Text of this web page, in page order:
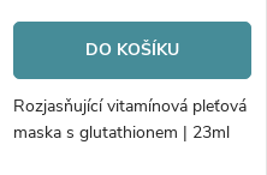
DO KOŠÍKU
Rozjasňující vitamínová pleťová
maska ​​s glutathionem | 23ml